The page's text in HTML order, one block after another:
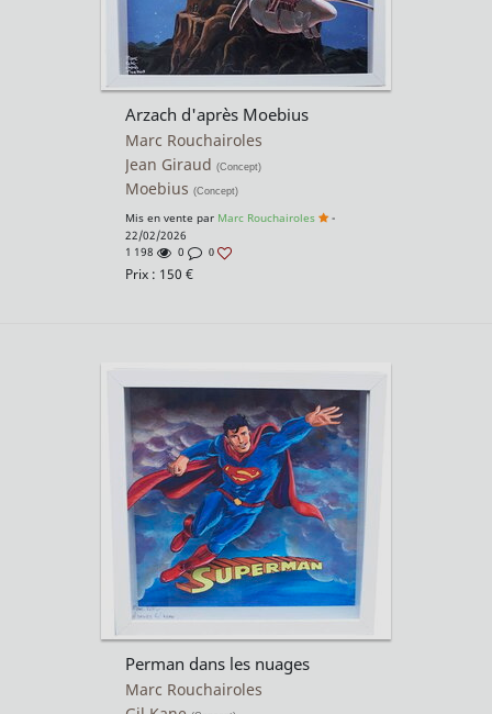
Arzach d'après Moebius
Marc Rouchairoles
Jean Giraud (Concept)
Moebius (Concept)
Mis en vente par Marc Rouchairoles
-
22/02/2026
1 198
0 0
Prix : 150 €
Perman dans les nuages
Marc Rouchairoles